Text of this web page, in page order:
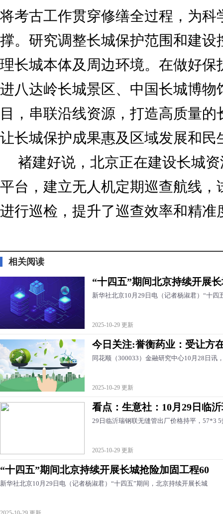
将考古工作贯穿修缮全过程，为科
撑。研究调整长城保护范围和建设
理长城本体及周边环境。在做好保
进八达岭长城景区、中国长城博物
目，串联沿线资源，打造高质量
让长城保护成果惠及区域发展和民
褚建好说，北京正在建设长城
平台，建立无人机定期巡查航线，
进行巡检，提升了巡查效率和精准
相关阅读
“十四五”期间北京持续开展
新华社北京10月29日电（记者杨淑君）“十四
2025-10-29 更新
今日关注:誉衡药业：受让方
同花顺（300033）金融研究中心10月28日讯
2025-10-29 更新
看点：生意社：10月29日临
29日临沂瑞钢联无缝管出厂价格持平，57*3
2025-10-29 更新
“十四五”期间北京持续开展长城抢险加固工程60
新华社北京10月29日电（记者杨淑君）“十四五”期间，北京持续开展长城